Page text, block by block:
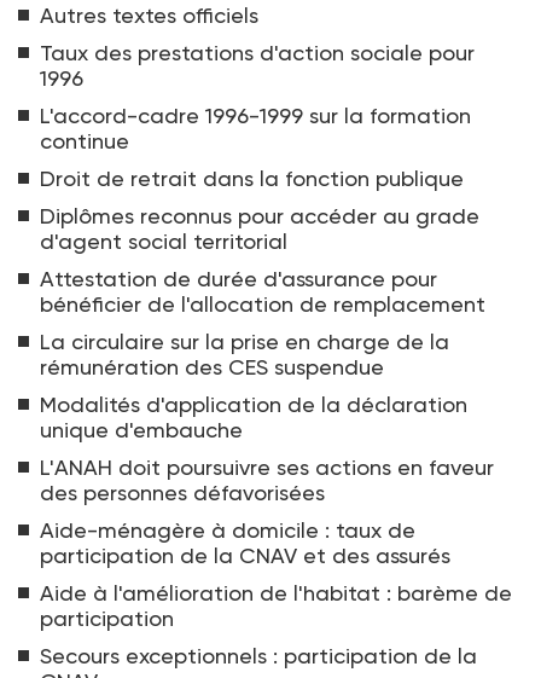
Autres textes officiels
Taux des prestations d'action sociale pour
1996
L'accord-cadre 1996-1999 sur la formation
continue
Droit de retrait dans la fonction publique
Diplômes reconnus pour accéder au grade
d'agent social territorial
Attestation de durée d'assurance pour
bénéficier de l'allocation de remplacement
La circulaire sur la prise en charge de la
rémunération des CES suspendue
Modalités d'application de la déclaration
unique d'embauche
L'ANAH doit poursuivre ses actions en faveur
des personnes défavorisées
Aide-ménagère à domicile : taux de
participation de la CNAV et des assurés
Aide à l'amélioration de l'habitat : barème de
participation
Secours exceptionnels : participation de la